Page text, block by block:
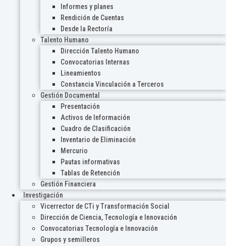
Informes y planes
Rendición de Cuentas
Desde la Rectoría
Talento Humano
Dirección Talento Humano
Convocatorias Internas
Lineamientos
Constancia Vinculación a Terceros
Gestión Documental
Presentación
Activos de Información
Cuadro de Clasificación
Inventario de Eliminación
Mercurio
Pautas informativas
Tablas de Retención
Gestión Financiera
Investigación
Vicerrector de CTi y Transformación Social
Dirección de Ciencia, Tecnología e Innovación
Convocatorias Tecnología e Innovación
Grupos y semilleros